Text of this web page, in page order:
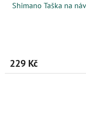
Shimano Taška na
229 Kč